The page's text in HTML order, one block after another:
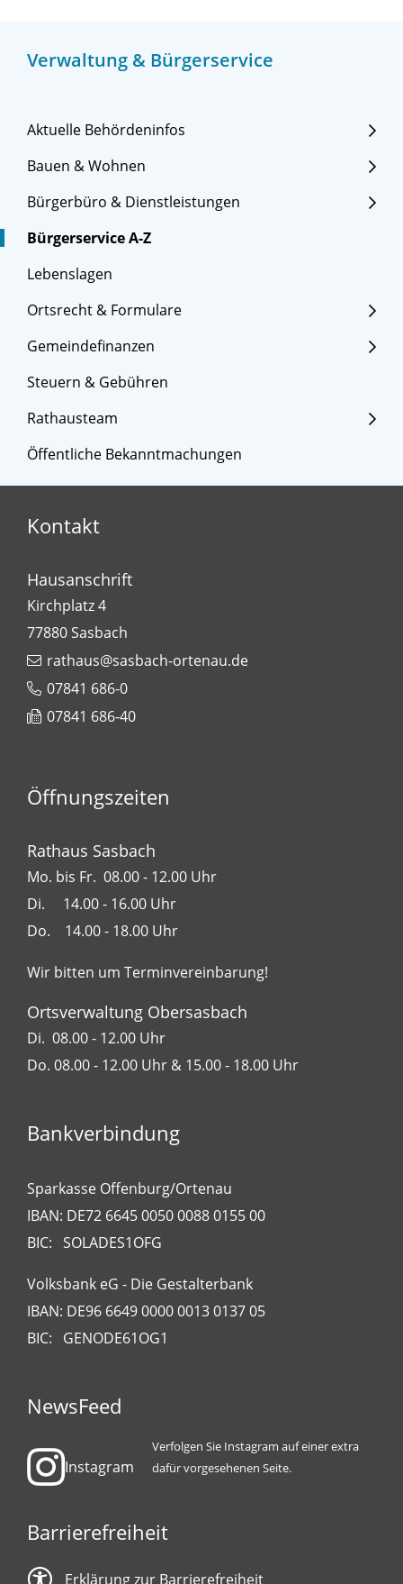
Verwaltung & Bürgerservice
Aktuelle Behördeninfos
Bauen & Wohnen
Bürgerbüro & Dienstleistungen
Bürgerservice A-Z
Lebenslagen
Ortsrecht & Formulare
Gemeindefinanzen
Steuern & Gebühren
Rathausteam
Öffentliche Bekanntmachungen
Kontakt
Hausanschrift
Kirchplatz 4
77880Sasbach
rathaus@sasbach-ortenau.de
07841 686-0
07841 686-40
Öffnungszeiten
Rathaus Sasbach
Mo. bis Fr. 08.00 - 12.00 Uhr
Di. 14.00 - 16.00 Uhr
Do. 14.00 - 18.00 Uhr
Wir bitten um Terminvereinbarung!
Ortsverwaltung Obersasbach
Di. 08.00 - 12.00 Uhr
Do. 08.00 - 12.00 Uhr & 15.00 - 18.00 Uhr
Bankverbindung
Sparkasse Offenburg/Ortenau
IBAN: DE72 6645 0050 0088 0155 00
BIC: SOLADES1OFG
Volksbank eG - Die Gestalterbank
IBAN: DE96 6649 0000 0013 0137 05
BIC: GENODE61OG1
NewsFeed
Instagram
Verfolgen Sie Instagram auf einer extra
dafür vorgesehenen Seite.
Barrierefreiheit
Erklärung zur Barrierefreiheit